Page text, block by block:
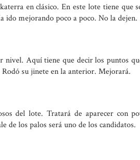
en clásico. En este lote tiene que
ido mejorando poco a poco. No la dejen.
nivel. Aquí tiene que decir los puntos
su jinete en la anterior. Mejorará.
del lote. Tratará de aparecer con
de los palos será uno de los candidatos.